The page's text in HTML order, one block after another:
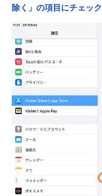
除く」の項目にチェック